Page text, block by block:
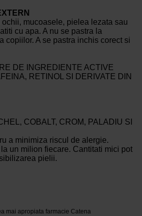
mucoasele, pielea lezata sau
cu apa. A nu se pastra la
copiilor. A se pastra inchis corect si
DE INGREDIENTE ACTIVE
RETINOL SI DERIVATE DIN
COBALT, CROM, PALADIU SI
a minimiza riscul de alergie.
un milion fiecare. Cantitati mici pot
pielii.
mai apropiata farmacie Catena